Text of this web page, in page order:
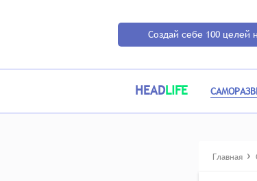
Создай себе 100 целей
HEADLIFE
Главная